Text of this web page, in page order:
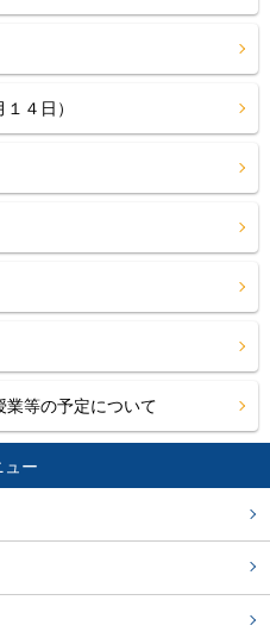
４日）
業等の予定について